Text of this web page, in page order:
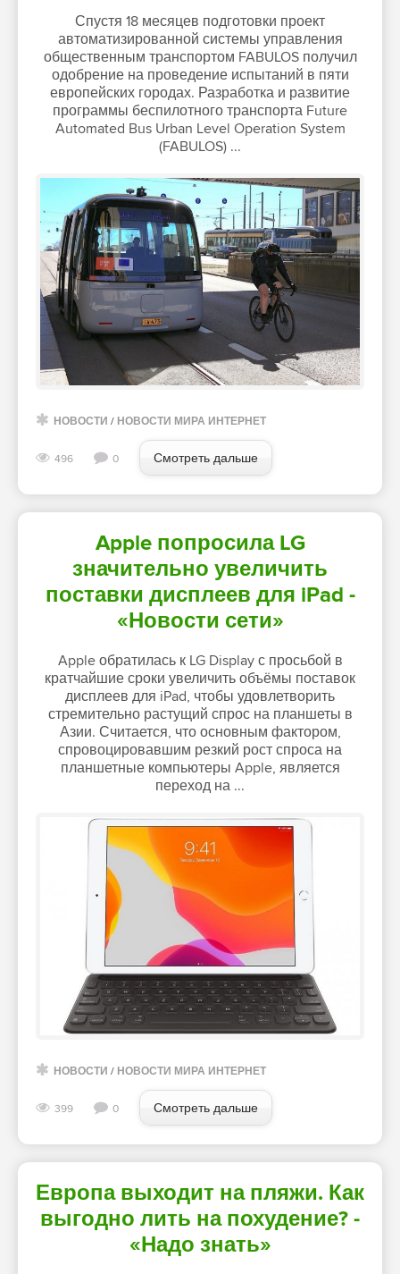
Спустя 18 месяцев подготовки проект
автоматизированной системы управления
общественным транспортом FABULOS получил
одобрение на проведение испытаний в пяти
европейских городах. Разработка и развитие
программы беспилотного транспорта Future
Automated Bus Urban Level Operation System
(FABULOS) ...
НОВОСТИ / НОВОСТИ МИРА ИНТЕРНЕТ
496 0 Смотреть дальше
Apple попросила LG
значительно увеличить
поставки дисплеев для iPad -
«Новости сети»
Apple обратилась к LG Display с просьбой в
кратчайшие сроки увеличить объёмы поставок
дисплеев для iPad, чтобы удовлетворить
стремительно растущий спрос на планшеты в
Азии. Считается, что основным фактором,
спровоцировавшим резкий рост спроса на
планшетные компьютеры Apple, является
переход на ...
НОВОСТИ / НОВОСТИ МИРА ИНТЕРНЕТ
399 0 Смотреть дальше
Европа выходит на пляжи. Как
выгодно лить на похудение? -
«Надо знать»